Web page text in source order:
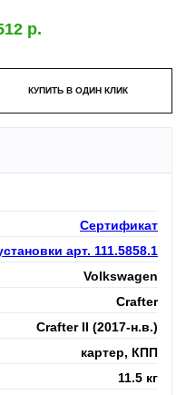
КУПИТЬ В ОДИН КЛИК
Сертификат
арт. 111.5858.1
Volkswagen
Crafter
Crafter II (2017-н.в.)
картер, КПП
11.5 кг